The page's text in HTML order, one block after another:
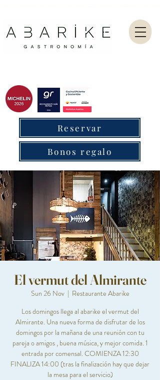
Reservar
Bonos regalo
El vermut del Almirante
Sun 26 Nov
  |
Restaurante Abarike
Los domingos llega al abarike el vermut del
Almirante. Una nueva forma de disfrutar de los
domingos por la mañana de una reunión con tu
pareja o amigos , buena música, y mejor comida. 1
entrada por comensal. COMIENZA 12:30
FINALIZA 14:00 (tras la finalización hay que dejar
la mesa para el servicio)